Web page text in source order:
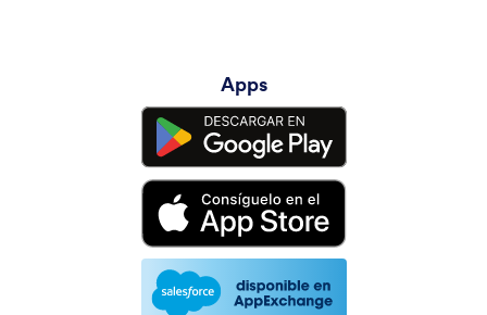
Apps